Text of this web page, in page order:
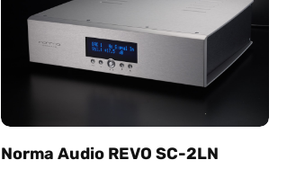
Norma Audio REVO SC-2LN